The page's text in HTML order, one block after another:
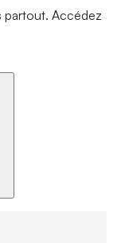
partout. Accédez